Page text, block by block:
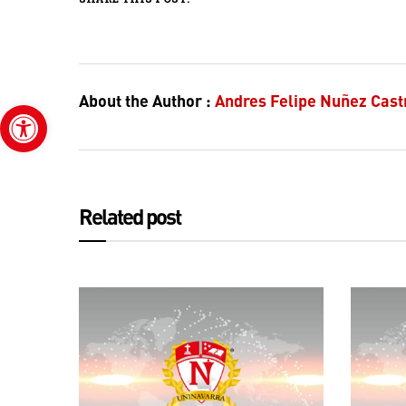
Abrir barra de herramientas
About the Author : Andres Felipe Nuñez
Related post